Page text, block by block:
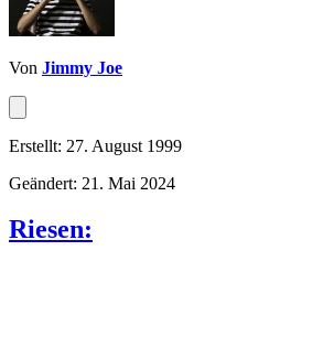
Von Jimmy Joe
Erstellt: 27. August 1999
Geändert: 21. Mai 2024
Riesen: